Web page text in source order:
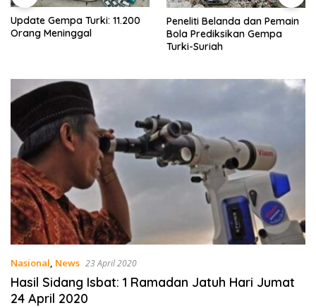
Update Gempa Turki: 11.200
Orang Meninggal
Peneliti Belanda dan Pemain
Bola Prediksikan Gempa
Turki-Suriah
Nasional, News 23 April 2020
Hasil Sidang Isbat: 1 Ramadan Jatuh Hari Jumat
24 April 2020